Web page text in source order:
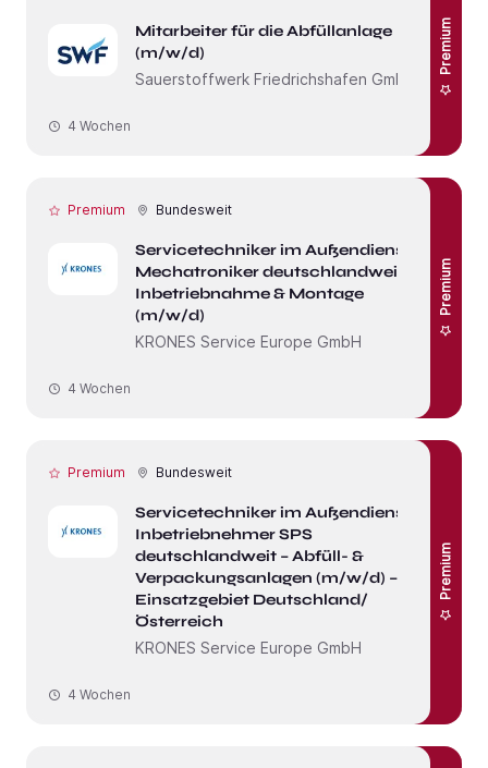
Mitarbeiter für die Abfüllanlage
(m/w/d)
Sauerstoffwerk Friedrichshafen GmbH
Premium
4 Wochen
Premium Bundesweit
Servicetechniker im Außendienst /
Mechatroniker deutschlandweit –
Inbetriebnahme & Montage
(m/w/d)
KRONES Service Europe GmbH
Premium
4 Wochen
Premium Bundesweit
Servicetechniker im Außendienst /
Inbetriebnehmer SPS
deutschlandweit – Abfüll- &
Verpackungsanlagen (m/w/d) –
Einsatzgebiet Deutschland/
Österreich
KRONES Service Europe GmbH
Premium
4 Wochen